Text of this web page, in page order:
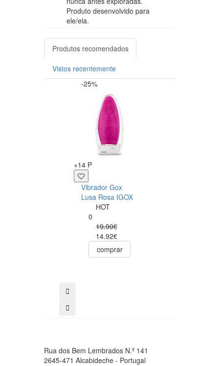
Produto desenvolvido para
ele/ela.
Produtos recomendados
Vistos recentemente
-25%
+14 P
Vibrador Gox
Lusa Rosa IGOX
HOT
0
19.90€
14.92€
comprar
Rua dos Bem Lembrados N.º 141
2645-471 Alcabideche - Portugal